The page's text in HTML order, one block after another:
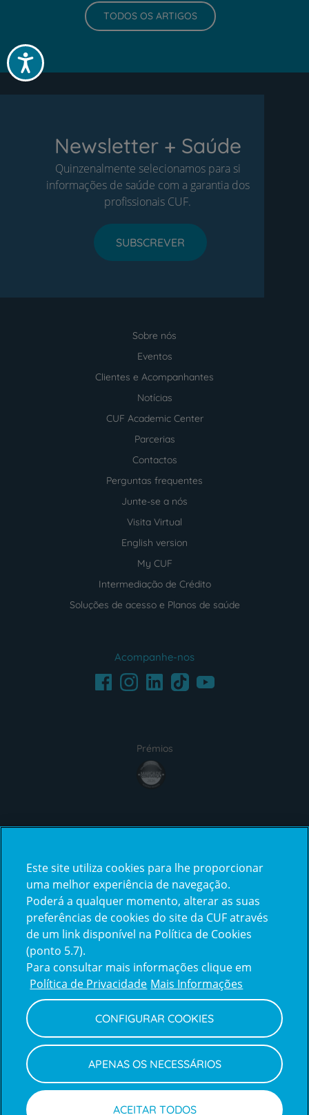
Acessibilidade
TODOS OS ARTIGOS
Newsletter + Saúde
Quinzenalmente selecionamos para si
informações de saúde com a garantia dos
profissionais CUF.
SUBSCREVER
Sobre nós
Eventos
Clientes e Acompanhantes
Notícias
CUF Academic Center
Parcerias
Contactos
Perguntas frequentes
Junte-se a nós
Visita Virtual
English version
My CUF
Intermediação de Crédito
Soluções de acesso e Planos de saúde
Acompanhe-nos
FacebookInstagramLinkedInTikTokYoutube
Prémios
award4
certification2certification3
Reclamações
e
elogios
Policy
Política de Privacidade e Cookies
Declaração de Acessibilidade
Canal de Denúncias
Informações legais
Este site utiliza cookies para lhe proporcionar
uma melhor experiência de navegação.
Poderá a qualquer momento, alterar as suas
preferências de cookies do site da CUF através
de um link disponível na Política de Cookies
(ponto 5.7).
Para consultar mais informações clique em
Política de Privacidade Mais Informações
CONFIGURAR COOKIES
APENAS OS NECESSÁRIOS
ACEITAR TODOS